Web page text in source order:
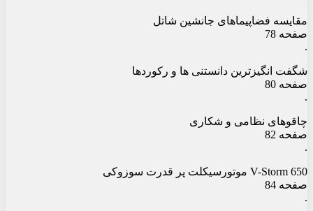
مقایسه فضاپیماهای جانشین شاتل
صفحه 78
.
شگفت انگیزترین دانستنی ها و رکوردها
صفحه 80
.
چاقوهای نظامی و شکاری
صفحه 82
.
V-Storm 650 موتورسیکلت پر قدرت سوزوکی
صفحه 84
.